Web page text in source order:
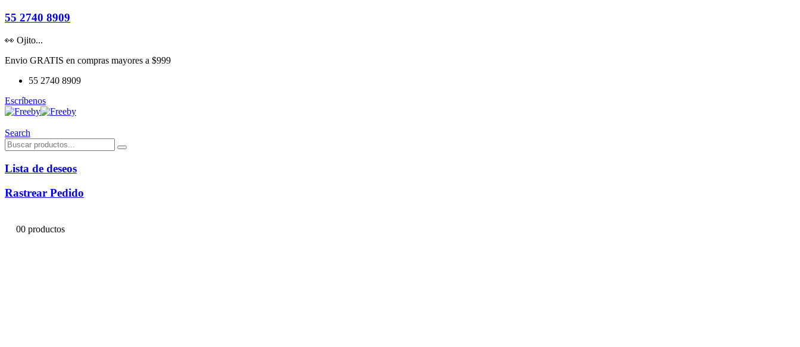
55 2740 8909
👀 Ojito...
Envio GRATIS en compras mayores a $999
55 2740 8909
Escríbenos
Search
Lista de deseos
Rastrear Pedido
00 productos